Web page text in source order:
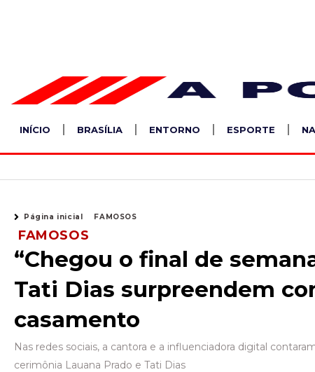
INÍCIO BRASÍLIA ENTORNO ESPORTE
Página inicial FAMOSOS
FAMOSOS
“Chegou o final de
Tati Dias surpreendem
casamento
Nas redes sociais, a cantora e a influenciadora digital
cerimônia Lauana Prado e Tati Dias